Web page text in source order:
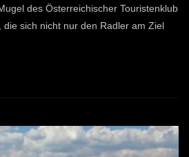
des Österreichischer Touristenklub
sich nicht nur den Radler am Ziel